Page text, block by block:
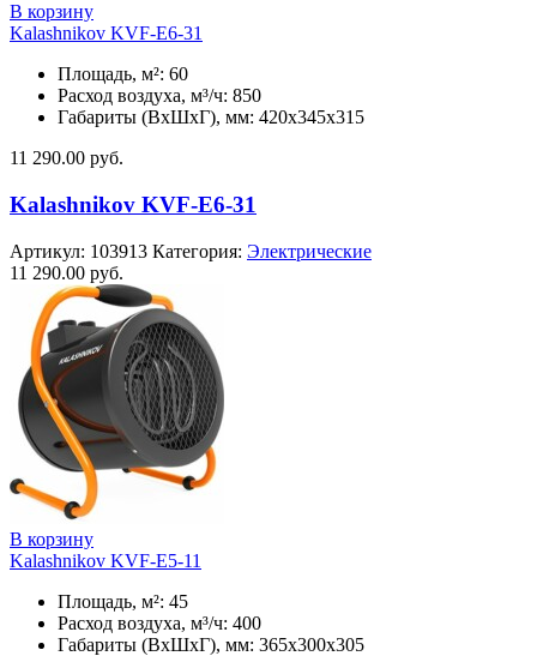
В корзину
Kalashnikov KVF-E6-31
Площадь, м²: 60
Расход воздуха, м³/ч: 850
Габариты (ВхШхГ), мм: 420x345x315
11 290.00 руб.
Kalashnikov KVF-E6-31
Артикул: 103913 Категория: Электрические
11 290.00 руб.
В корзину
Kalashnikov KVF-E5-11
Площадь, м²: 45
Расход воздуха, м³/ч: 400
Габариты (ВхШхГ), мм: 365x300x305